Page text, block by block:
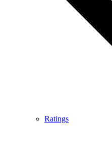
Ratings